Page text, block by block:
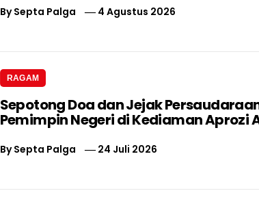
BySepta Palga 4 Agustus 2026
RAGAM
Sepotong Doa dan Jejak
Pemimpin Negeri di Kediaman Aprozi
BySepta Palga 24 Juli 2026